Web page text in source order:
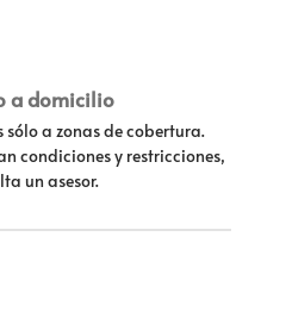
a domicilio
sólo a zonas de cobertura.
condiciones y restricciones,
un asesor.